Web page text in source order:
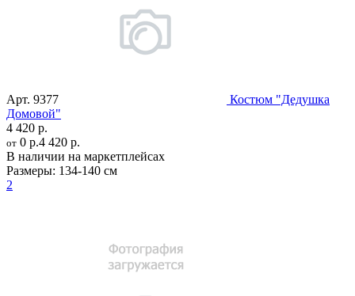
Арт. 9377
Костюм "Дедушка
Домовой"
4 420 р.
от 0 р.4 420 р.
В наличии на маркетплейсах
Размеры: 134-140 см
2